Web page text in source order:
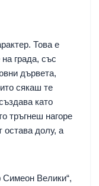
Това е
града, със
дървета,
сякаш те
като
тръгнеш нагоре
остава долу, а
Велики“,